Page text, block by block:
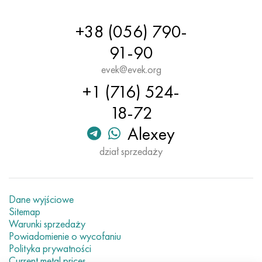
+38 (056) 790-
91-90
evek@evek.org
+1 (716) 524-
18-72
Alexey
dział sprzedaży
Dane wyjściowe
Sitemap
Warunki sprzedaży
Powiadomienie o wycofaniu
Polityka prywatności
Hastelloy C2000
45X, 45h, 1,7035
45HN2MFA, k2425, 45hnmf
A40G, 44smn28, 1.0762, 46s20